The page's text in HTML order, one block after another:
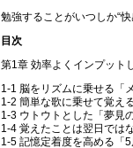
勉強することがいつしか“
目次
第1章 効率よくインプット
1-1 脳をリズムに乗せる「
1-2 簡単な歌に乗せて覚え
1-3 ウトウトとした「夢見
1-4 覚えたことは翌日では
1-5 記憶定着度を高める「5